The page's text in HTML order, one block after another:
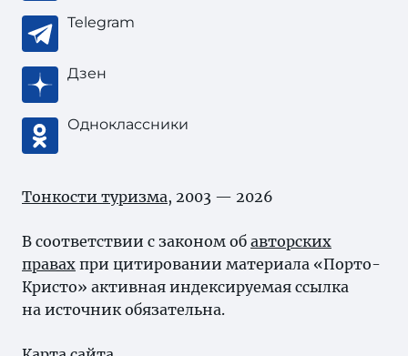
Telegram
Дзен
Одноклассники
Тонкости туризма, 2003 — 2026
В соответствии с законом об авторских
правах при цитировании материала «Порто-
Кристо» активная индексируемая ссылка
на источник обязательна.